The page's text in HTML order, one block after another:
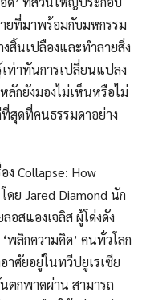
ยที่มาพร้อมกับมหกรรม
สิ้นเปลืองและทำลายสิ่ง
ท่าทันการเปลี่ยนแปลง
ลักยังมองไม่เห็นหรือไม่
สุดที่คนธรรมดาอย่าง
Collapse: How
ดย Jared Diamond นัก
สแองเจลิส ผู้โด่งดัง
พลิกความคิด’ คนทั่วโลก
าศัยอยู่ในทวีปยูเรเซีย
ตกพาดผ่าน สามารถ